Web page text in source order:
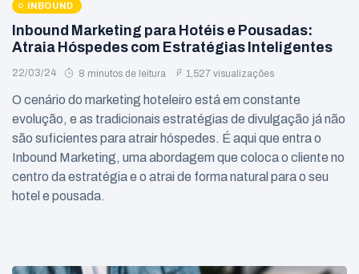
INBOUND
Inbound Marketing para Hotéis e Pousadas:
Atraia Hóspedes com Estratégias Inteligentes
22/03/24 8 minutos de leitura 1,527 visualizações
O cenário do marketing hoteleiro está em constante
evolução, e as tradicionais estratégias de divulgação já não
são suficientes para atrair hóspedes. É aqui que entra o
Inbound Marketing, uma abordagem que coloca o cliente no
centro da estratégia e o atrai de forma natural para o seu
hotel e pousada.